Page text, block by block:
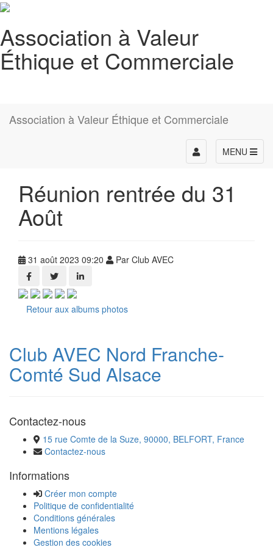
Association à Valeur
Éthique et Commerciale
Association à Valeur Éthique et Commerciale
MENU
Toggle
navigation
Réunion rentrée du 31
Août
31 août 2023 09:20 Par Club AVEC
Retour aux albums photos
Club AVEC Nord Franche-
Comté Sud Alsace
Contactez-nous
15 rue Comte de la Suze, 90000, BELFORT, France
Contactez-nous
Informations
Créer mon compte
Politique de confidentialité
Conditions générales
Mentions légales
Gestion des cookies